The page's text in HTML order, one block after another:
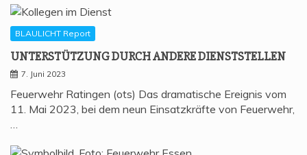
BLAULICHT Report
UNTER­STÜT­ZUNG DURCH ANDE­RE DIENSTSTELLEN
7. Juni 2023
Feuerwehr Ratingen (ots) Das dramatische Ereignis vom
11. Mai 2023, bei dem neun Einsatzkräfte von Feuerwehr,